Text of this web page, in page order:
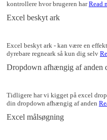
kontrollere hvor brugeren harRead
Excel beskyt ark
Excel beskyt ark - kan være en
dyrebare regneark så kun dig selv
Dropdown afhængig af anden
Tidligere har vi kigget på excel
din dropdown afhængig af anden
Excel målsøgning